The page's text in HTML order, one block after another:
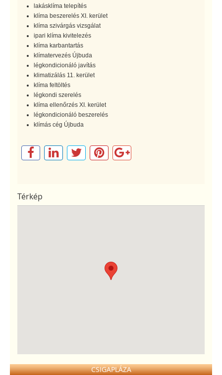
lakásklíma telepítés
klíma beszerelés XI. kerület
klíma szivárgás vizsgálat
ipari klíma kivitelezés
klíma karbantartás
klímatervezés Újbuda
légkondicionáló javítás
klimatizálás 11. kerület
klíma feltöltés
légkondi szerelés
klíma ellenőrzés XI. kerület
légkondicionáló beszerelés
klímás cég Újbuda
Térkép
CSIGAPLÁZA